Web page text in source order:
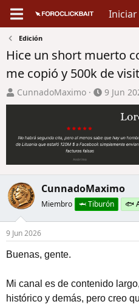
Edición
Hice un short muerto
me copió y 500k de
A
u
r
e
t
e
m
a
CunnadoMaximo
F
e
a
e
n
i
c
o
9 Jun
CunnadoMaximo
Miembro 🦈 Tiburón 🐟
9 Jun 2026
Buenas, gente.
Mi canal es de contenido
histórico y demás, pero creo